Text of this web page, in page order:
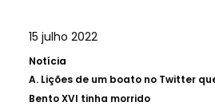
15 julho 2022
Notícia
A. Lições de um boato no Twitter
Bento XVI tinha morrido